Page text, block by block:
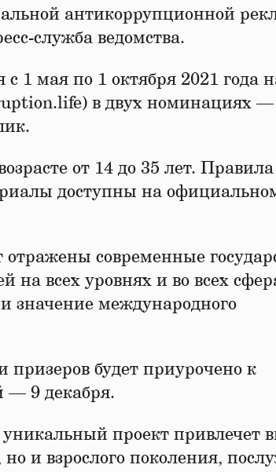
антикоррупционной
служба ведомства.
1 мая по 1 октября 2021 года
в двух номинациях —
от 14 до 35 лет. Правила
доступны на
отражены современные
на всех уровнях и во всех
значение международного
призеров будет приурочено к
— 9 декабря.
проект привлечет
и взрослого поколения,